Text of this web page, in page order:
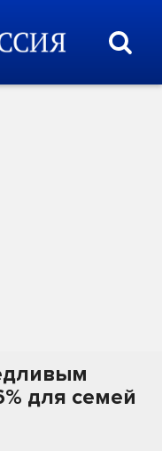
для семей